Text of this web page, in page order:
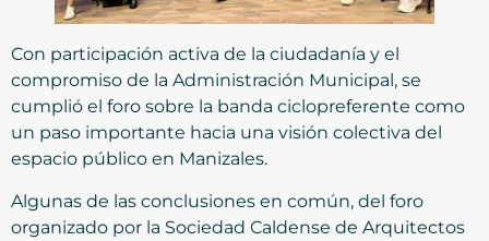
Con participación activa de la ciudadanía y el
compromiso de la Administración Municipal, se
cumplió el foro sobre la banda ciclopreferente como
un paso importante hacia una visión colectiva del
espacio público en Manizales.
Algunas de las conclusiones en común, del foro
organizado por la Sociedad Caldense de Arquitectos